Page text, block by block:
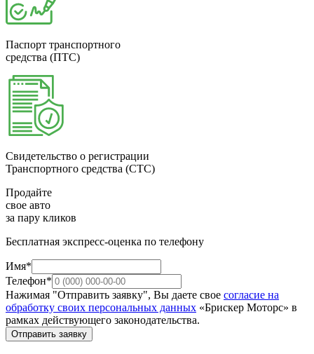
Паспорт транспортного
средства (ПТС)
Свидетельство о регистрации
Транспортного средства (СТС)
Продайте
свое авто
за пару кликов
Бесплатная экспресс-оценка по телефону
Имя*
Телефон*
Нажимая "Отправить заявку", Вы даете свое согласие на
обработку своих персональных данных «Брискер Моторс» в
рамках действующего законодательства.
Отправить заявку